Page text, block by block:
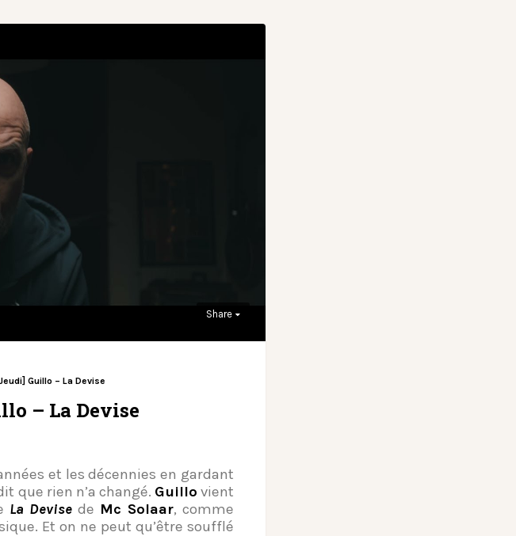
Share
Guillo – La Devise
– La Devise
et les décennies en gardant
que rien n’a changé. Guillo vient
La Devisede Mc Solaar, comme
Et on ne peut qu’être soufflé